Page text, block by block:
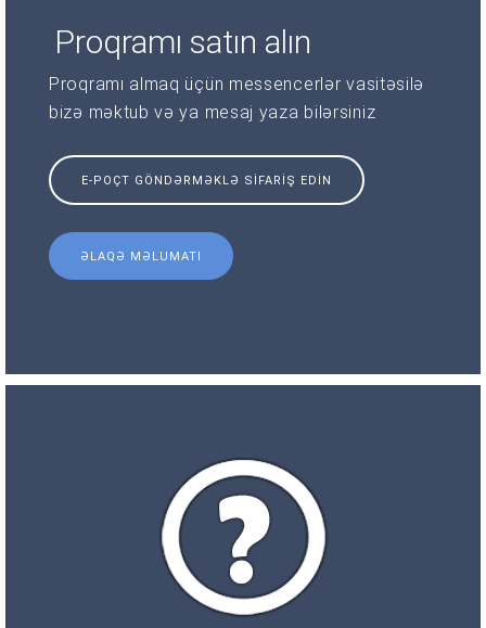
Proqramı satın alın
Proqramı almaq üçün messencerlər vasitəsilə
bizə məktub və ya mesaj yaza bilərsiniz
E-POÇT GÖNDƏRMƏKLƏ SIFARIŞ EDIN
ƏLAQƏ MƏLUMATI